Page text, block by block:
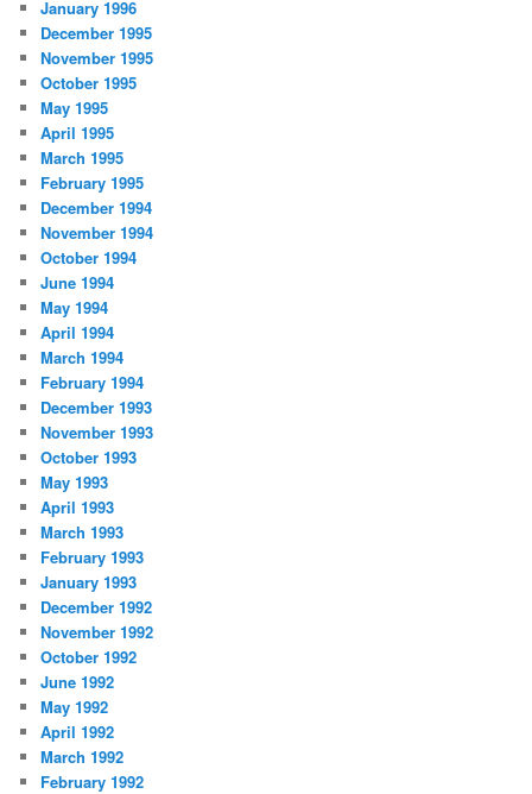
January 1996
December 1995
November 1995
October 1995
May 1995
April 1995
March 1995
February 1995
December 1994
November 1994
October 1994
June 1994
May 1994
April 1994
March 1994
February 1994
December 1993
November 1993
October 1993
May 1993
April 1993
March 1993
February 1993
January 1993
December 1992
November 1992
October 1992
June 1992
May 1992
April 1992
March 1992
February 1992